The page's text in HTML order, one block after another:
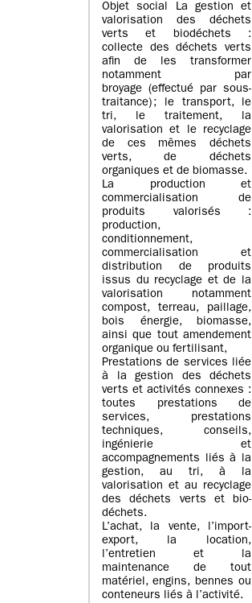
Objet social La gestion et
valorisation des déchets
verts et biodéchets :
collecte des déchets verts
afin de les transformer
notamment par
broyage (effectué par sous-
traitance) ; le transport, le
tri, le traitement, la
valorisation et le recyclage
de ces mêmes déchets
verts, de déchets
organiques et de biomasse.
La production et
commercialisation de
produits valorisés :
production,
conditionnement,
commercialisation et
distribution de produits
issus du recyclage et de la
valorisation notamment
compost, terreau, paillage,
bois énergie, biomasse,
ainsi que tout amendement
organique ou fertilisant,
Prestations de services liée
à la gestion des déchets
verts et activités connexes :
toutes prestations de
services, prestations
techniques, conseils,
ingénierie et
accompagnements liés à la
gestion, au tri, à la
valorisation et au recyclage
des déchets verts et bio-
déchets.
L’achat, la vente, l’import-
export, la location,
l’entretien et la
maintenance de tout
matériel, engins, bennes ou
conteneurs liés à l’activité.